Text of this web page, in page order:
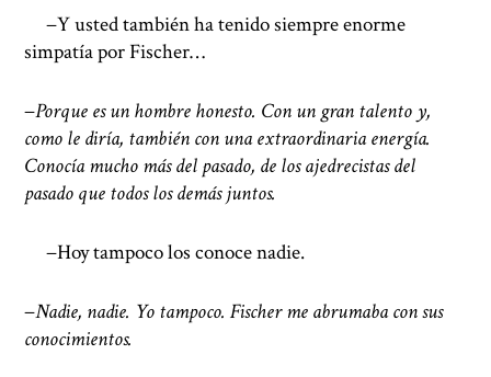
−Y usted también ha tenido siempre enorme
simpatía por Fischer…
−Porque es un hombre honesto. Con un gran talento y,
como le diría, también con una extraordinaria energía.
Conocía mucho más del pasado, de los ajedrecistas del
pasado que todos los demás juntos.
−Hoy tampoco los conoce nadie.
−Nadie, nadie. Yo tampoco. Fischer me abrumaba con sus
conocimientos.